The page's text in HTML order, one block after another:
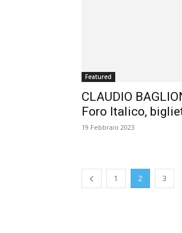
Featured
CLAUDIO
Foro Italico,
19 Febbraio 2023
1 2 3